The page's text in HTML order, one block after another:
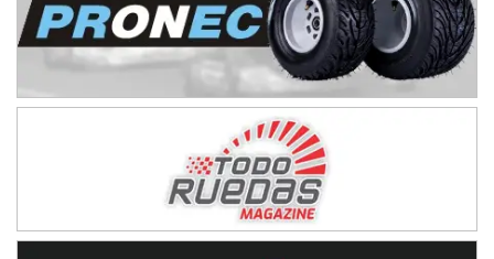
Juan Navarro (Asfalto)
El Timbó (Tucumán)